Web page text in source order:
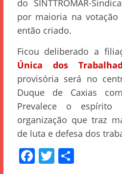
do SINTTROMAR-
por maioria na votação
então criado.
Ficou deliberado a
Única dos
provisória será no
Duque de Caxias
Prevalece o espírito
organização que traz
de luta e defesa dos
F T S